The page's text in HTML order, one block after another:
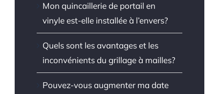
Mon quincaillerie de portail en
vinyle est-elle installée à l’envers?
Quels sont les avantages et les
inconvénients du grillage à mailles?
Pouvez-vous augmenter ma date